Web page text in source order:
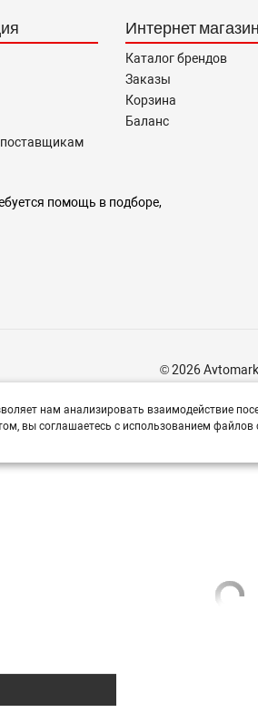
Интернет магазин
Каталог брендов
Заказы
Корзина
Баланс
помощь в подборе,
© 2026
нам анализировать взаимодействие
вы соглашаетесь с использованием файлов